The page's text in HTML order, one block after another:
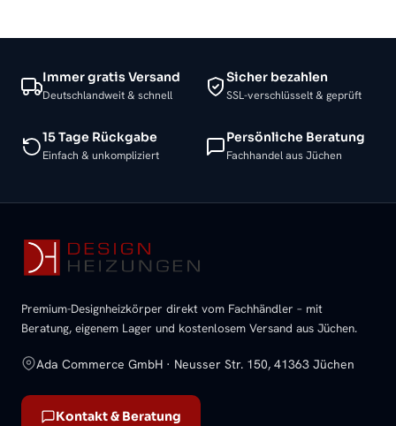
Immer gratis Versand
Deutschlandweit & schnell
Sicher bezahlen
SSL-verschlüsselt & geprüft
15 Tage Rückgabe
Einfach & unkompliziert
Persönliche Beratung
Fachhandel aus Jüchen
Premium-Designheizkörper direkt vom Fachhändler – mit
Beratung, eigenem Lager und kostenlosem Versand aus Jüchen.
Ada Commerce GmbH · Neusser Str. 150, 41363 Jüchen
Kontakt & Beratung